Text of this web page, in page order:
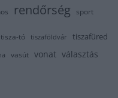
rendőrség sport
tisza-tó tiszaföldvár tiszafüred
vasút vonat választás